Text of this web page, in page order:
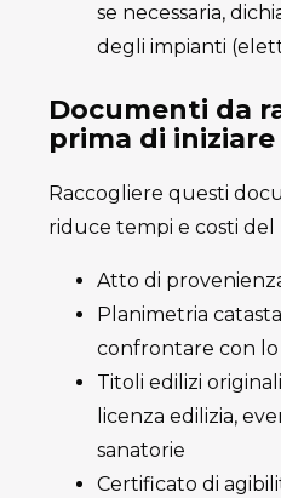
se necessaria,
degli impianti
Documenti da
prima di iniziare
Raccogliere questi
riduce tempi e costi
Atto di
Planimetria
confrontare con lo
Titoli edilizi
licenza edilizia,
sanatorie
Certificato di